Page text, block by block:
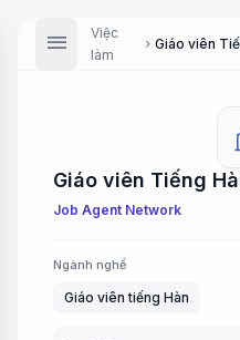
menu
Việc
làm
chevron_right
Job Agent Network
Ngành nghề
Giáo viên tiếng Hàn